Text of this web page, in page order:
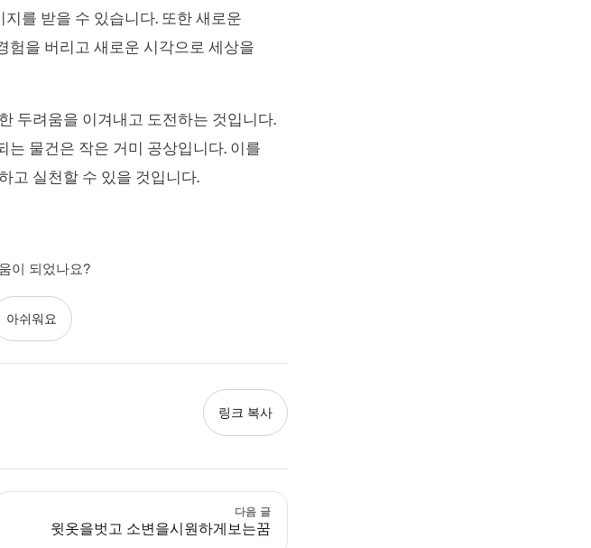
를 받을 수 있습니다. 또한 새로운
험을 버리고 새로운 시각으로 세상을
두려움을 이겨내고 도전하는 것입니다.
물건은 작은 거미 공상입니다. 이를
고 실천할 수 있을 것입니다.
이 되었나요?
아쉬워요
링크 복사
다음 글
윗옷을벗고 소변을시원하게보는꿈